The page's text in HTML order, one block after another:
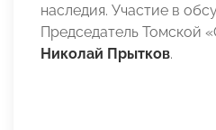
наследия. Участие в
Председатель
Николай Прытков.